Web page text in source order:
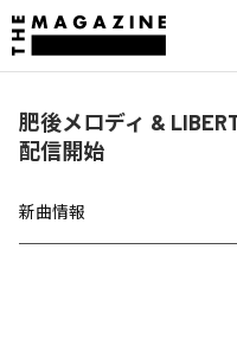
肥後メロディ &
配信開始
新曲情報